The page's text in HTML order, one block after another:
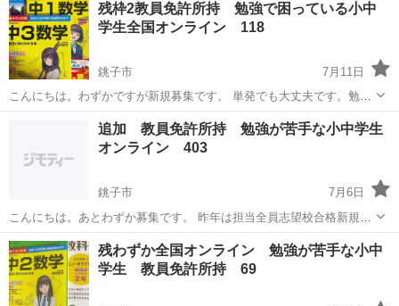
残枠2教員免許所持 勉強で困っている小中
学生全国オンライン 118
銚子市
7月11日
こんにちは。わずかですが新規募集です。 単発でも大丈夫です。勉強
が苦手な小中学生のみなさんを大募集。オンライン家庭教師なので全
国授業可能です。今担当している生徒はみなさん点数が上がっていま
すよ。迷っていたら1度一緒にやって...
銚子市 家庭教師 算数
追加 教員免許所持 勉強が苦手な小中学生
オンライン 403
銚子市
7月6日
こんにちは。あとわずか募集です。 昨年は担当全員志望校合格新規募
集です。 単発でも大丈夫です。勉強が苦手な小中学生のみなさんを大
募集。オンライン家庭教師なので全国授業可能です。今担当している
生徒はみなさん点数が上がってい...
千葉 銚子市 家庭教師
残わずか全国オンライン 勉強が苦手な小中
学生 教員免許所持 69